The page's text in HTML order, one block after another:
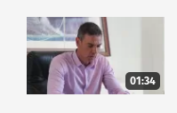
01:34